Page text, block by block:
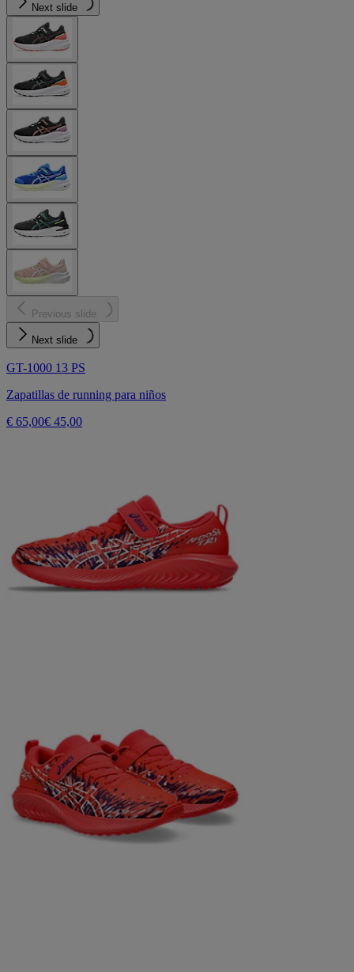
Next slide
Previous slide
Next slide
GT-1000 13 PS
Zapatillas de running para niños
€ 65,00€ 45,00